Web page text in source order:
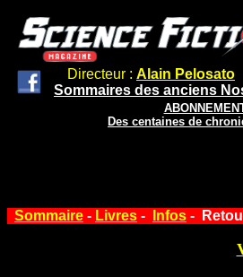
Directeur : Alain Pelosato
Sommaires des anciens
Des centaines de
Sommaire - Livres - Infos -